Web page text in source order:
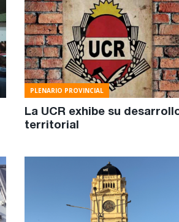
PLENARIO PROVINCIAL
La UCR exhibe su
territorial